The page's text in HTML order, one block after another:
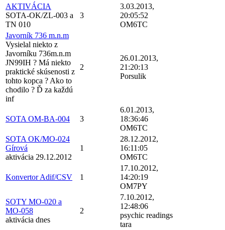
AKTIVÁCIA
SOTA-OK/ZL-003 a
TN 010
3
3.03.2013,
20:05:52
OM6TC
Javorník 736 m.n.m
Vysielal niekto z
Javorníku 736m.n.m
JN99IH ? Má niekto
praktické skúsenosti z
tohto kopca ? Ako to
chodilo ? Ď za každú
inf
2
26.01.2013,
21:20:13
Porsulik
SOTA OM-BA-004 3
6.01.2013,
18:36:46
OM6TC
SOTA OK/MO-024
Gírová
aktivácia 29.12.2012
1
28.12.2012,
16:11:05
OM6TC
Konvertor Adif/CSV 1
17.10.2012,
14:20:19
OM7PY
SOTY MO-020 a
MO-058
aktivácia dnes
2
7.10.2012,
12:48:06
psychic readings
tara